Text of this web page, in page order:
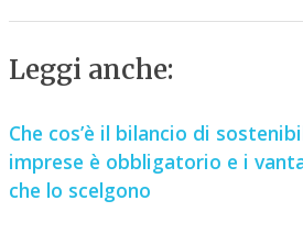
Leggi anche:
Che cos’è il bilancio di
imprese è obbligatorio e i
che lo scelgono